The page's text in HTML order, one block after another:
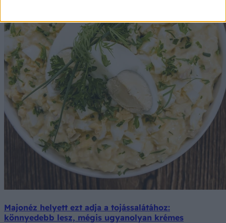
Majonéz helyett ezt adja a tojássalátához:
könnyedebb lesz, mégis ugyanolyan krémes